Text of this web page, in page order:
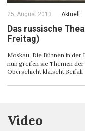
25. August 2013 Aktuell
Das russische
Freitag)
Moskau. Die Bühnen in
nun greifen sie Themen
Oberschicht klatscht Beifall
Video